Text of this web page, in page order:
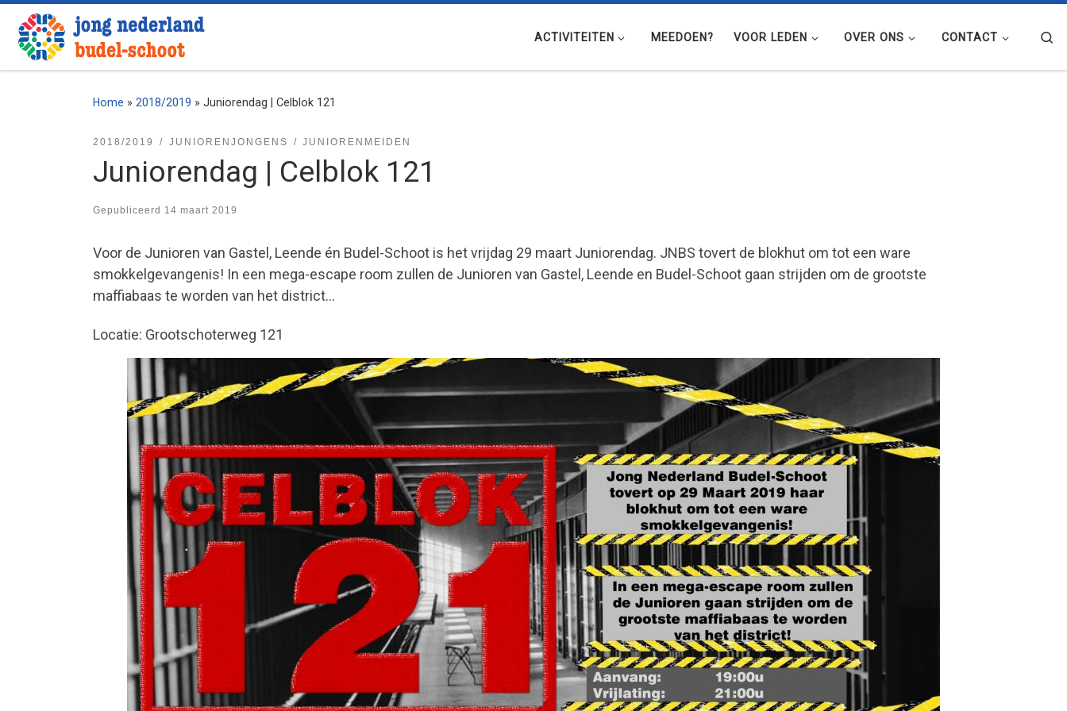
Ga naar inhoud
ACTIVITEITEN MEEDOEN? VOOR LEDEN OVER ONS CONTACT
Home » 2018/2019 » Juniorendag | Celblok 121
2018/2019 JUNIORENJONGENS JUNIORENMEIDEN
Juniorendag | Celblok 121
Gepubliceerd 14 maart 2019
Voor de Junioren van Gastel, Leende én Budel-Schoot is het vrijdag 29 maart Juniorendag. JNBS tovert de blokhut om tot een ware
smokkelgevangenis! In een mega-escape room zullen de Junioren van Gastel, Leende en Budel-Schoot gaan strijden om de grootste
maffiabaas te worden van het district…
Locatie: Grootschoterweg 121